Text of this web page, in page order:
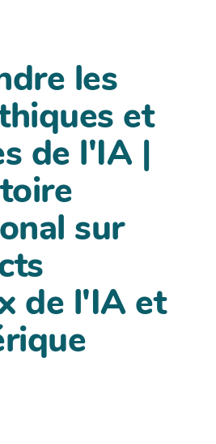
les
et
de l'IA |
sur
de l'IA et